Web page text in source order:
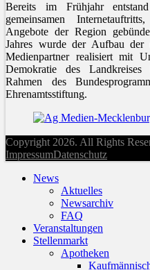
Bereits im Frühjahr
gemeinsamen
Angebote der Region
Jahres wurde der Aufbau der
Medienpartner realisiert mit
Demokratie des Landkreises
Rahmen des
Ehrenamtsstiftung.
Copyright 2026. All Rights
ImpressumDatenschutz
News
Aktuelles
Newsarchiv
FAQ
Veranstaltungen
Stellenmarkt
Apotheken